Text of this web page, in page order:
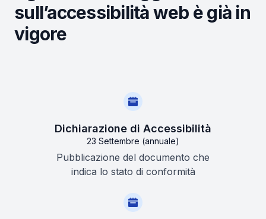
sull’accessibilità web è già in
vigore
Dichiarazione di Accessibilità
23 Settembre (annuale)
Pubblicazione del documento che
indica lo stato di conformità